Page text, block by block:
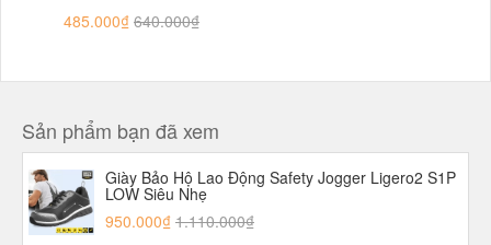
485.000₫ 640.000₫
Sản phẩm bạn đã xem
Giày Bảo Hộ Lao Động Safety Jogger Ligero2 S1P
LOW Siêu Nhẹ
950.000₫ 1.110.000₫